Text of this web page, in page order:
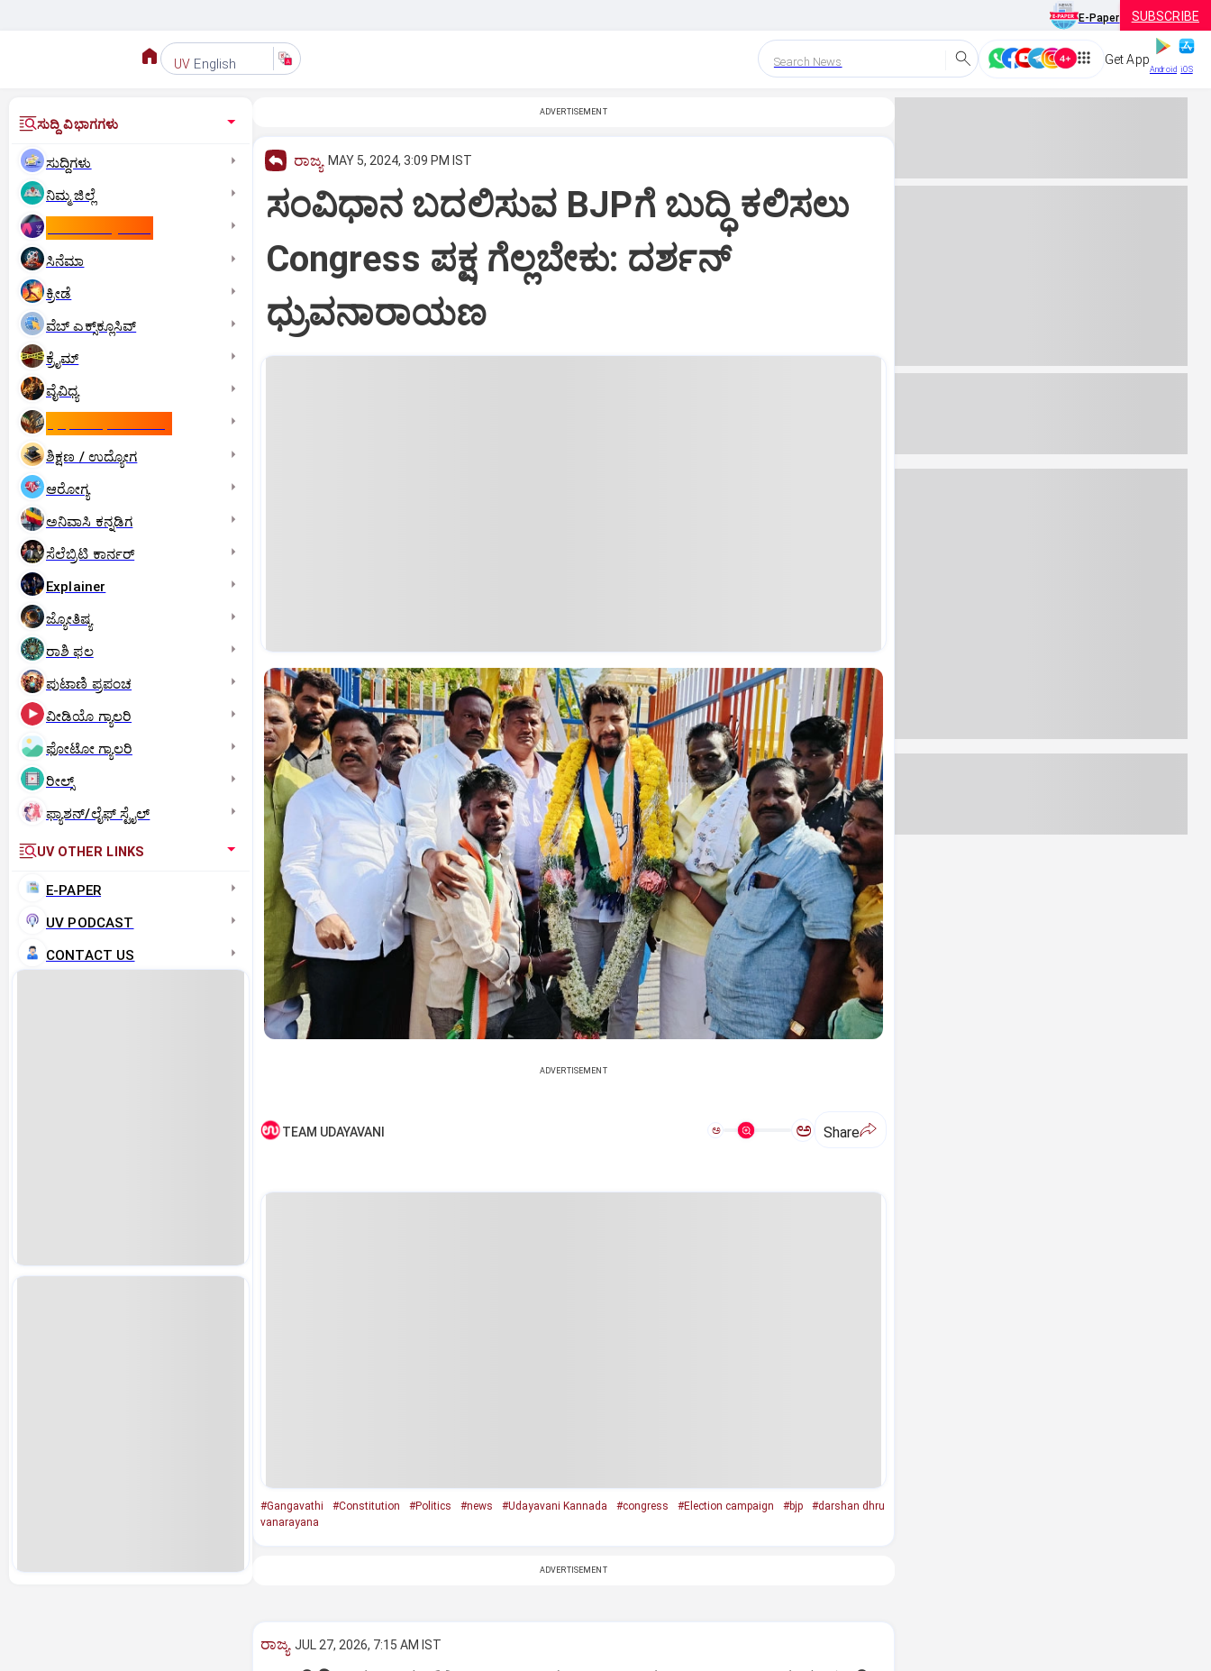
E-Paper SUBSCRIBE
UV English Search News Get App
Android iOS
ಸುದ್ದಿ ವಿಭಾಗಗಳು
ಸುದ್ದಿಗಳು
ನಿಮ್ಮ ಜಿಲ್ಲೆ
ಸಿನೆಮಾ
ಕ್ರೀಡೆ
ವೆಬ್ ಎಕ್ಸ್‌ಕ್ಲೂಸಿವ್
ಕ್ರೈಮ್
ವೈವಿಧ್ಯ
ಶಿಕ್ಷಣ / ಉದ್ಯೋಗ
ಆರೋಗ್ಯ
ಅನಿವಾಸಿ ಕನ್ನಡಿಗ
ಸೆಲೆಬ್ರಿಟಿ ಕಾರ್ನರ್‌
Explainer
ಜ್ಯೋತಿಷ್ಯ
ರಾಶಿ ಫಲ
ಪುಟಾಣಿ ಪ್ರಪಂಚ
ವೀಡಿಯೊ ಗ್ಯಾಲರಿ
ಫೋಟೋ ಗ್ಯಾಲರಿ
ರೀಲ್ಸ್
ಫ್ಯಾಶನ್/ಲೈಫ್‌ ಸ್ಟೈಲ್
UV OTHER LINKS
E-PAPER
UV PODCAST
CONTACT US
ADVERTISEMENT
ರಾಜ್ಯ MAY 5, 2024, 3:09 PM IST
ಸಂವಿಧಾನ ಬದಲಿಸುವ BJPಗೆ ಬುದ್ಧಿ ಕಲಿಸಲು
Congress ಪಕ್ಷ ಗೆಲ್ಲಬೇಕು: ದರ್ಶನ್
ಧ್ರುವನಾರಾಯಣ
ADVERTISEMENT
TEAM UDAYAVANI ಅ ಅ Share
#Gangavathi #Constitution #Politics #news #Udayavani Kannada #congress #Election campaign #bjp
#darshan dhru
vanarayana
ADVERTISEMENT
ರಾಜ್ಯ JUL 27, 2026, 7:15 AM IST